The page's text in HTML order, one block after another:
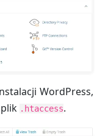
WordPress,
.htaccess.